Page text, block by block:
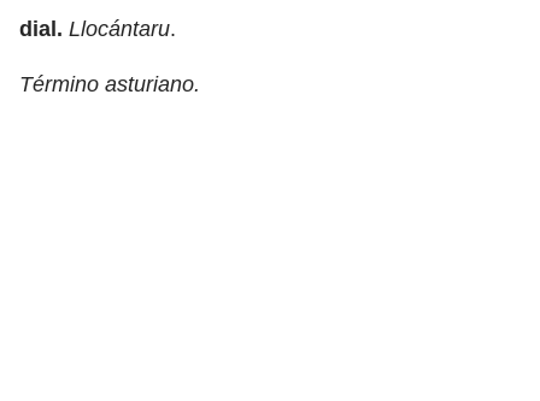
dial. Llocántaru.
Término asturiano.